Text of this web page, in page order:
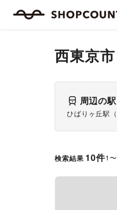
西東京市
周辺の駅
ひばりヶ丘駅 （
検索結果 10件1 〜